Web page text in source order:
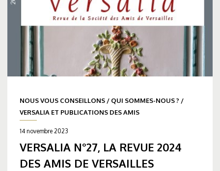
NOUS VOUS CONSEILLONS / QUI SOMMES-NOUS ? /
VERSALIA ET PUBLICATIONS DES AMIS
14 novembre 2023
VERSALIA N°27, LA REVUE 2024
DES AMIS DE VERSAILLES